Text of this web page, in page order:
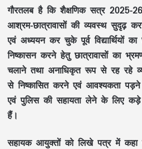
गौरतलब है कि शैक्षणिक सत्र 2025-
आश्रम-छात्रावासों की व्यवस्थ सुदृढ़
एवं अध्ययन कर चुके पूर्व विद्यार्थियों का
निष्कासन करने हेतु छात्रावासों का
चलाने तथा अनाधिकृत रूप से रह रहे
से निष्कासित करने एवं आवश्यकता
एवं पुलिस की सहायता लेने के लिए कड़े
हैं।
सहायक आयुक्तों को लिखे पत्र में कहा